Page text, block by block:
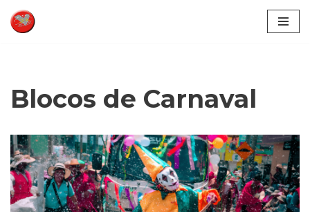
Pular
conteúdo
Blocos de Carnaval